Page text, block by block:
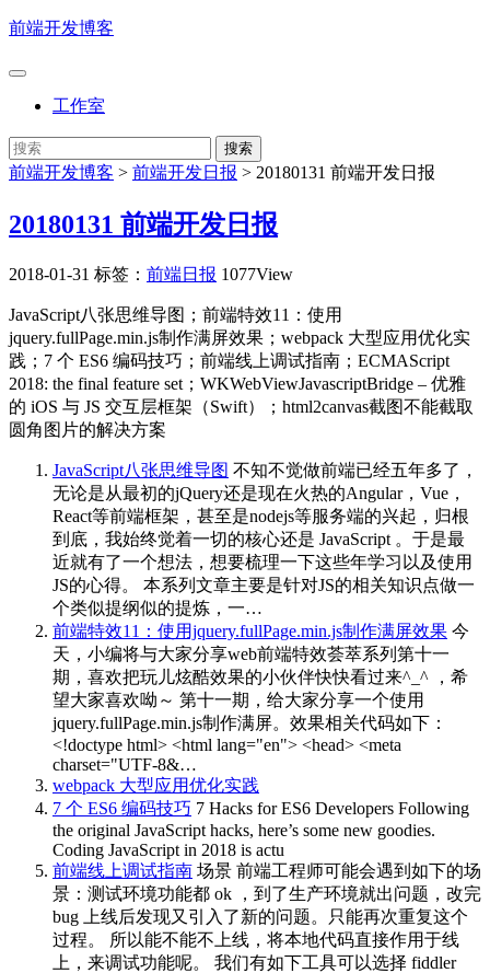
前端开发博客
工作室
前端开发博客 > 前端开发日报 > 20180131 前端开发日报
20180131 前端开发日报
2018-01-31 标签： 前端日报 1077View
JavaScript八张思维导图；前端特效11：使用
jquery.fullPage.min.js制作满屏效果；webpack 大型应用优化实
践；7 个 ES6 编码技巧；前端线上调试指南；ECMAScript
2018: the final feature set；WKWebViewJavascriptBridge – 优雅
的 iOS 与 JS 交互层框架（Swift）；html2canvas截图不能截取
圆角图片的解决方案
JavaScript八张思维导图 不知不觉做前端已经五年多了，
无论是从最初的jQuery还是现在火热的Angular，Vue，
React等前端框架，甚至是nodejs等服务端的兴起，归根
到底，我始终觉着一切的核心还是 JavaScript 。于是最
近就有了一个想法，想要梳理一下这些年学习以及使用
JS的心得。 本系列文章主要是针对JS的相关知识点做一
个类似提纲似的提炼，一…
前端特效11：使用jquery.fullPage.min.js制作满屏效果 今
天，小编将与大家分享web前端特效荟萃系列第十一
期，喜欢把玩儿炫酷效果的小伙伴快快看过来^_^ ，希
望大家喜欢呦～ 第十一期，给大家分享一个使用
jquery.fullPage.min.js制作满屏。效果相关代码如下：
<!doctype html> <html lang="en"> <head> <meta
charset="UTF-8&…
webpack 大型应用优化实践
7 个 ES6 编码技巧 7 Hacks for ES6 Developers Following
the original JavaScript hacks, here’s some new goodies.
Coding JavaScript in 2018 is actu
前端线上调试指南 场景 前端工程师可能会遇到如下的场
景：测试环境功能都 ok ，到了生产环境就出问题，改完
bug 上线后发现又引入了新的问题。只能再次重复这个
过程。 所以能不能不上线，将本地代码直接作用于线
上，来调试功能呢。 我们有如下工具可以选择 fiddler